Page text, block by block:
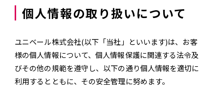
採用サイト
個人情報の取り扱いについて
ユニベール株式会社(以下「当社」といいます)は、お客
様の個人情報について、個人情報保護に関連する法令及
びその他の規範を遵守し、以下の通り個人情報を適切に
利用するとともに、その安全管理に努めます。